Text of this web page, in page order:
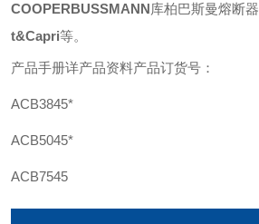
COOPERBUSSMANN库柏巴斯曼熔断器
t&Capri等。
产品手册详产品资料产品订货号：
ACB3845*
ACB5045*
ACB7545